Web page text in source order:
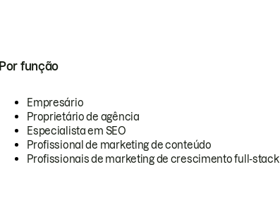
Por função
Empresário
Proprietário de agência
Especialista em SEO
Profissional de marketing de conteúdo
Profissionais de marketing de crescimento full-stack